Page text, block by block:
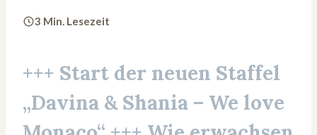
3 Min. Lesezeit
+++ Start der neuen Staffel
„Davina & Shania – We love